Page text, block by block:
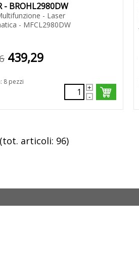
- BROHL2980DW
- Laser
- MFCL2980DW
439,29
8 pezzi
articoli: 96)